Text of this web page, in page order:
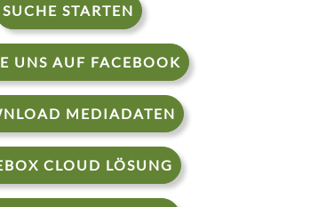
SUCHE STARTEN
UNS AUF FACEBOOK
MEDIADATEN
CLOUD LÖSUNG